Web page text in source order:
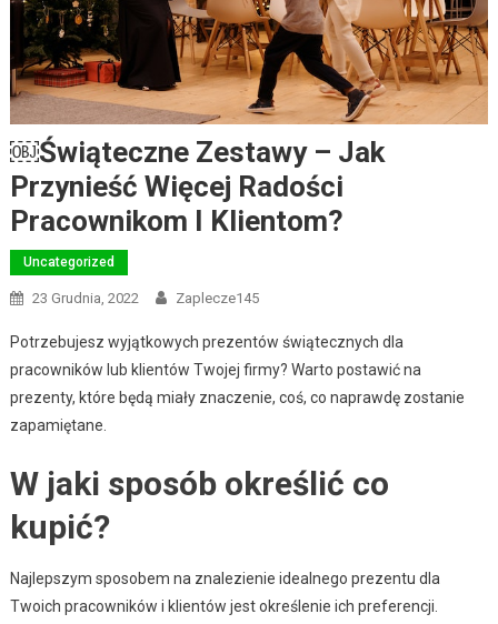
￼Świąteczne Zestawy – Jak
Przynieść Więcej Radości
Pracownikom I Klientom?
Uncategorized
23 Grudnia, 2022 Zaplecze145
Potrzebujesz wyjątkowych prezentów świątecznych dla
pracowników lub klientów Twojej firmy? Warto postawić na
prezenty, które będą miały znaczenie, coś, co naprawdę zostanie
zapamiętane.
W jaki sposób określić co
kupić?
Najlepszym sposobem na znalezienie idealnego prezentu dla
Twoich pracowników i klientów jest określenie ich preferencji.